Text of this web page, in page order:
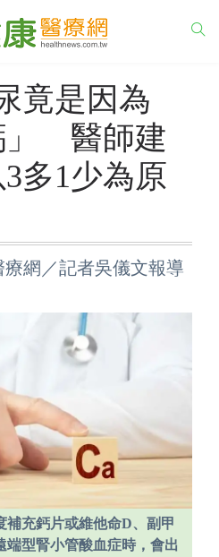
竟是因為
」 醫師建
多1少為原
網／記者吳儀文報導
補充鈣片或維他命D、副甲
端型腎小管酸血症時，會出